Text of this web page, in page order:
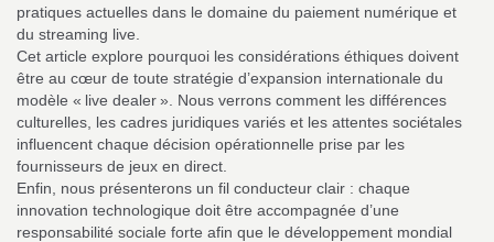
pratiques actuelles dans le domaine du paiement numérique et
du streaming live.
Cet article explore pourquoi les considérations éthiques doivent
être au cœur de toute stratégie d’expansion internationale du
modèle « live dealer ». Nous verrons comment les différences
culturelles, les cadres juridiques variés et les attentes sociétales
influencent chaque décision opérationnelle prise par les
fournisseurs de jeux en direct.
Enfin, nous présenterons un fil conducteur clair : chaque
innovation technologique doit être accompagnée d’une
responsabilité sociale forte afin que le développement mondial